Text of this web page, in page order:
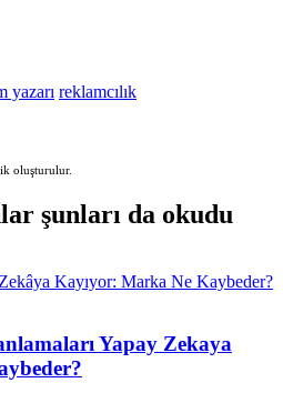
yazarı reklamcılık
oluşturulur.
şunları da okudu
Yapay Zekaya